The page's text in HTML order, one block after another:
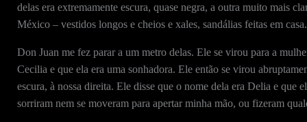
delas era extremamente escura, quase negra, a outra muito mais
México – vestidos longos e cheios e xales, sandálias feitas em casa.
Don Juan me fez parar a um metro delas. Ele se virou para a
Cecilia e que ela era uma sonhadora. Ele então se virou
escura, à nossa direita. Ele disse que o nome dela era Delia e que
sorriram nem se moveram para apertar minha mão, ou fizeram